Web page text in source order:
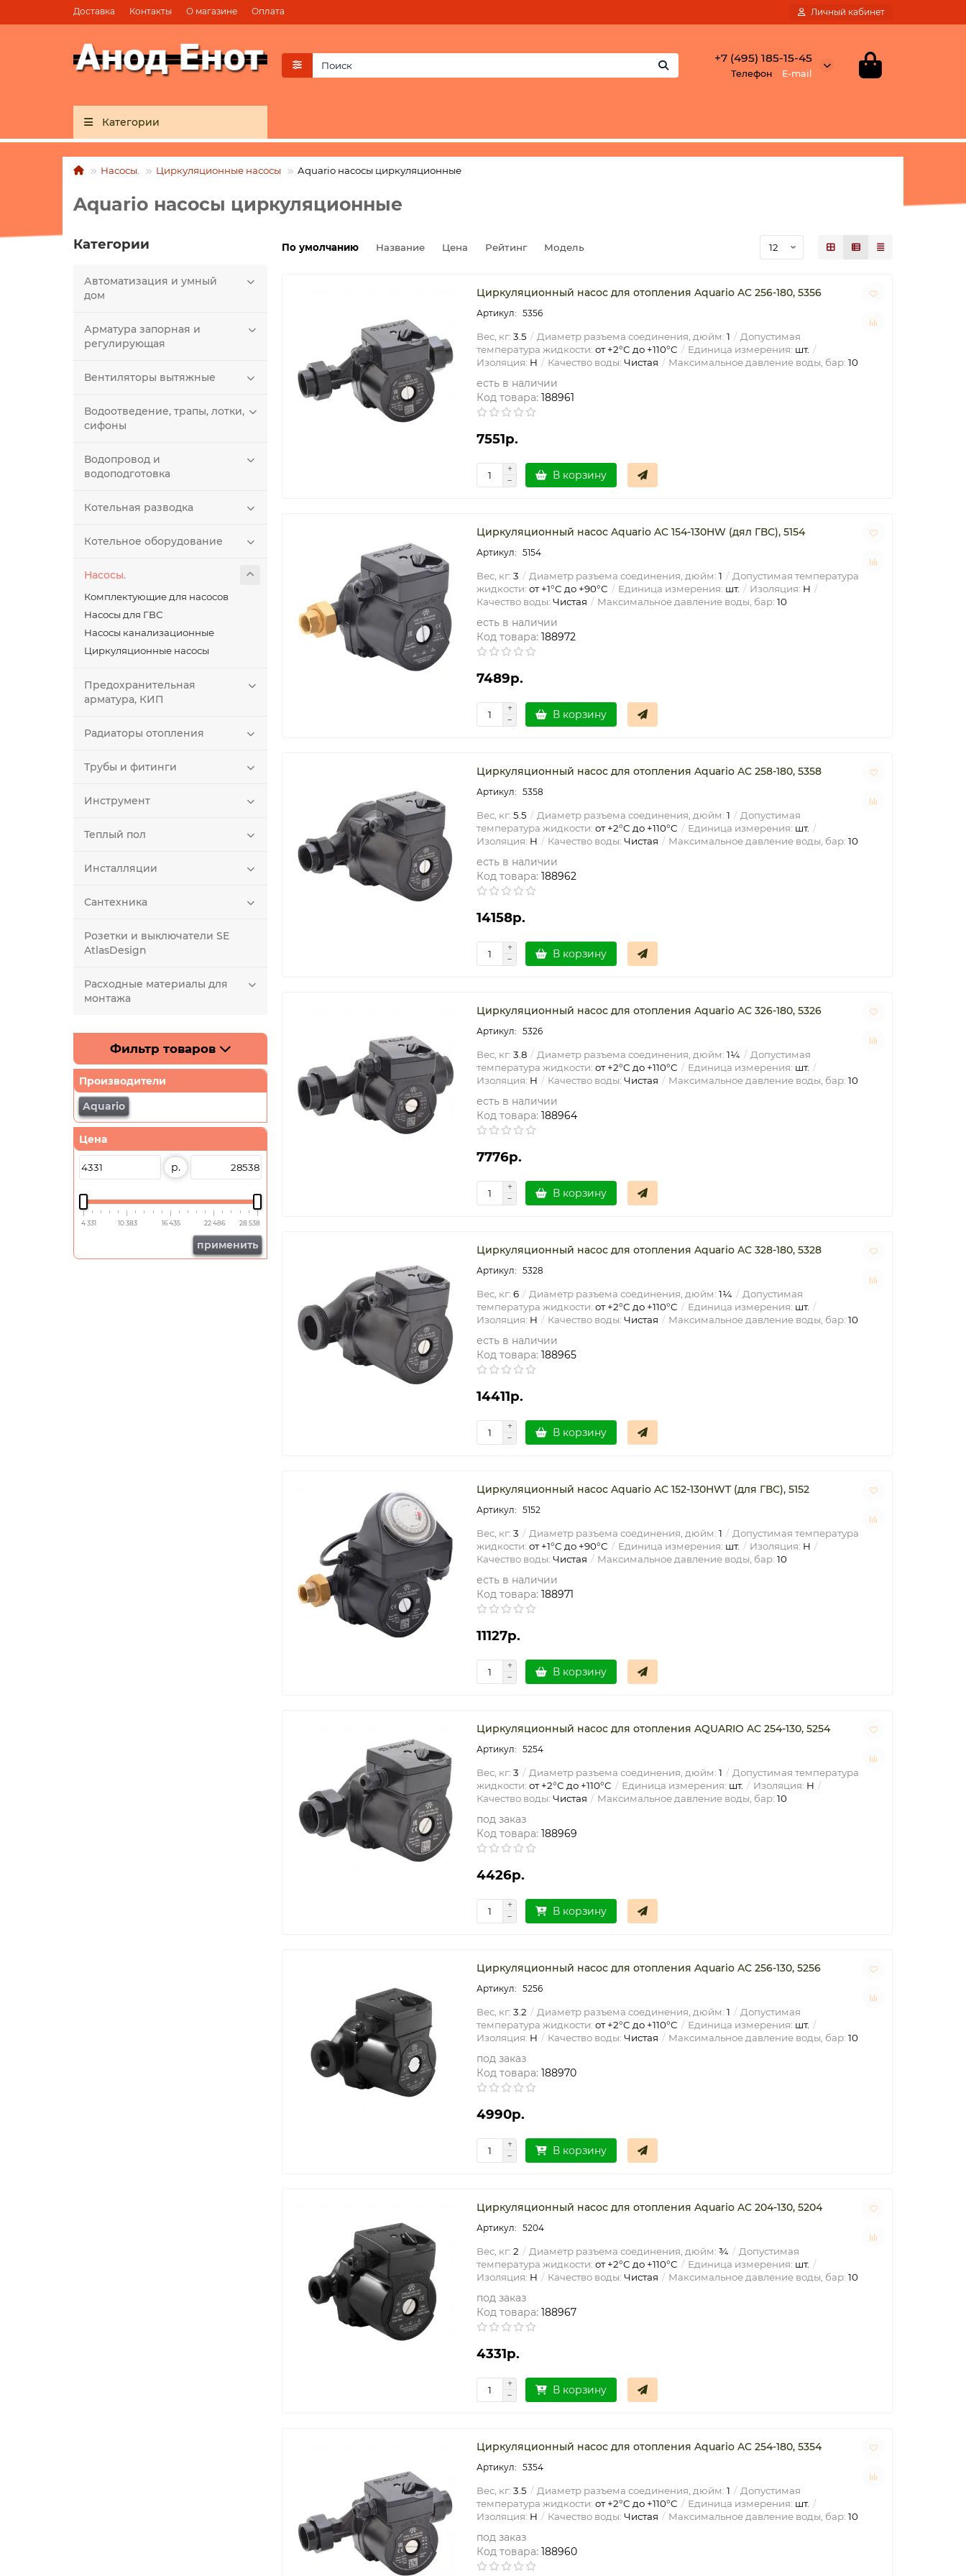
Доставка Контакты О магазине Оплата Личный кабинет
+7 (495) 185-15-45
Телефон E-mail
Категории
Насосы. Циркуляционные насосы Aquario насосы циркуляционные
Aquario насосы циркуляционные
Категории
Автоматизация и умный
дом
Арматура запорная и
регулирующая
Вентиляторы вытяжные
Водоотведение, трапы, лотки,
сифоны
Водопровод и
водоподготовка
Котельная разводка
Котельное оборудование
Насосы.
Комплектующие для насосов
Насосы для ГВС
Насосы канализационные
Циркуляционные насосы
Предохранительная
арматура, КИП
Радиаторы отопления
Трубы и фитинги
Инструмент
Теплый пол
Инсталляции
Сантехника
Розетки и выключатели SE
AtlasDesign
Расходные материалы для
монтажа
Фильтр товаров
Производители
Aquario
Цена
р.
4 331 10 383 16 435 22 486 28 538
применить
По умолчанию Название Цена Рейтинг Модель
Циркуляционный насос для отопления Aquario AC 256-180, 5356
5356
Вес, кг: 3.5 Диаметр разъема соединения, дюйм: 1
Допустимая
температура жидкости: от +2°C до +110°C Единица измерения: шт.
Изоляция: H Качество воды: Чистая Максимальное давление воды, бар: 10
есть в наличии
Код товара: 188961
7551р.
В корзину
Циркуляционный насос Aquario AC 154-130HW (дял ГВС), 5154
5154
Вес, кг: 3 Диаметр разъема соединения, дюйм: 1
Допустимая температура
жидкости: от +1°C до +90°C Единица измерения: шт. Изоляция: H
Качество воды: Чистая Максимальное давление воды, бар: 10
есть в наличии
Код товара: 188972
7489р.
В корзину
Циркуляционный насос для отопления Aquario AC 258-180, 5358
5358
Вес, кг: 5.5 Диаметр разъема соединения, дюйм: 1
Допустимая
температура жидкости: от +2°C до +110°C Единица измерения: шт.
Изоляция: H Качество воды: Чистая Максимальное давление воды, бар: 10
есть в наличии
Код товара: 188962
14158р.
В корзину
Циркуляционный насос для отопления Aquario AC 326-180, 5326
5326
Вес, кг: 3.8 Диаметр разъема соединения, дюйм: 1¼
Допустимая
температура жидкости: от +2°C до +110°C Единица измерения: шт.
Изоляция: H Качество воды: Чистая Максимальное давление воды, бар: 10
есть в наличии
Код товара: 188964
7776р.
В корзину
Циркуляционный насос для отопления Aquario AC 328-180, 5328
5328
Вес, кг: 6 Диаметр разъема соединения, дюйм: 1¼
Допустимая
температура жидкости: от +2°C до +110°C Единица измерения: шт.
Изоляция: H Качество воды: Чистая Максимальное давление воды, бар: 10
есть в наличии
Код товара: 188965
14411р.
В корзину
Циркуляционный насос Aquario AC 152-130HWT (для ГВС), 5152
5152
Вес, кг: 3 Диаметр разъема соединения, дюйм: 1
Допустимая температура
жидкости: от +1°C до +90°C Единица измерения: шт. Изоляция: H
Качество воды: Чистая Максимальное давление воды, бар: 10
есть в наличии
Код товара: 188971
11127р.
В корзину
Циркуляционный насос для отопления AQUARIO AC 254-130, 5254
5254
Вес, кг: 3 Диаметр разъема соединения, дюйм: 1
Допустимая температура
жидкости: от +2°C до +110°C Единица измерения: шт. Изоляция: H
Качество воды: Чистая Максимальное давление воды, бар: 10
под заказ
Код товара: 188969
4426р.
В корзину
Циркуляционный насос для отопления Aquario AC 256-130, 5256
5256
Вес, кг: 3.2 Диаметр разъема соединения, дюйм: 1
Допустимая
температура жидкости: от +2°C до +110°C Единица измерения: шт.
Изоляция: H Качество воды: Чистая Максимальное давление воды, бар: 10
под заказ
Код товара: 188970
4990р.
В корзину
Циркуляционный насос для отопления Aquario AC 204-130, 5204
5204
Вес, кг: 2 Диаметр разъема соединения, дюйм: ¾
Допустимая
температура жидкости: от +2°C до +110°C Единица измерения: шт.
Изоляция: H Качество воды: Чистая Максимальное давление воды, бар: 10
под заказ
Код товара: 188967
4331р.
В корзину
Циркуляционный насос для отопления Aquario AC 254-180, 5354
5354
Вес, кг: 3.5 Диаметр разъема соединения, дюйм: 1
Допустимая
температура жидкости: от +2°C до +110°C Единица измерения: шт.
Изоляция: H Качество воды: Чистая Максимальное давление воды, бар: 10
под заказ
Код товара: 188960